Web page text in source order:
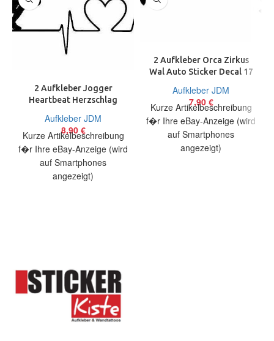
2 Aufkleber Jogger
Heartbeat Herzschlag
Sticker
Aufkleber JDM
8,90 €
Kurze Artikelbeschreibung
f�r Ihre eBay-Anzeige (wird
auf Smartphones
angezeigt)
2 Aufkleber Orca Zirkus
Wal Auto Sticker Decal 17
Aufkleber JDM
7,90 €
Kurze Artikelbeschreibung
f�r Ihre eBay-Anzeige (wird
auf Smartphones
angezeigt)